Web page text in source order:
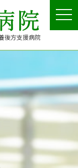
後方支援病院